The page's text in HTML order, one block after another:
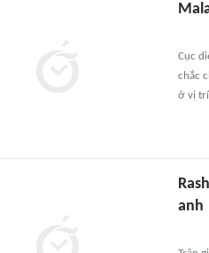
Cục
chắc
ở vị trí
anh